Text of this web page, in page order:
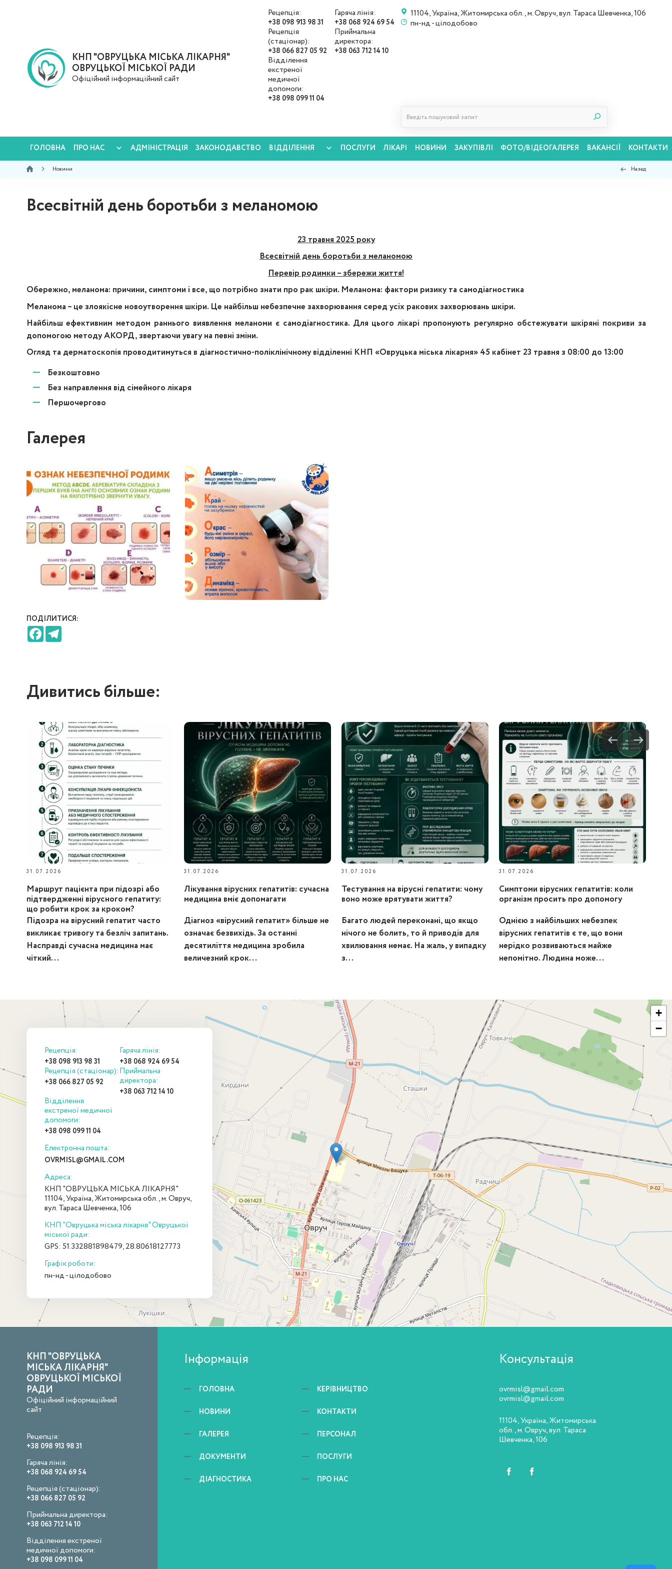
КНП "ОВРУЦЬКА МІСЬКА ЛІКАРНЯ"
ОВРУЦЬКОЇ МІСЬКОЇ РАДИ
Офіційний інформаційний сайт
11104, Україна, Житомирська обл., м. Овруч, вул. Тараса Шевченка, 106
пн-нд - цілодобово
Рецепція:
+38 098 913 98 31
Гаряча лінія:
+38 068 924 69 54
Рецепція
(стаціонар):
+38 066 827 05 92
Приймальна
директора:
+38 063 712 14 10
Відділення
екстреної
медичної
допомоги:
+38 098 099 11 04
ГОЛОВНА ПРО НАС АДМІНІСТРАЦІЯ ЗАКОНОДАВСТВО ВІДДІЛЕННЯ ПОСЛУГИ ЛІКАРІ НОВИНИ ЗАКУПІВЛІ ФОТО/ВІДЕОГАЛЕРЕЯ ВАКАНСІЇ КОНТАКТИ
Новини Назад
Всесвітній день боротьби з меланомою
23 травня 2025 року
Всесвітній день боротьби з меланомою
Перевір родимки – збережи життя!
Обережно, меланома: причини, симптоми і все, що потрібно знати про рак шкіри. Меланома: фактори ризику та самодіагностика
Меланома – це злоякісне новоутворення шкіри. Це найбільш небезпечне захворювання серед усіх ракових захворювань шкіри.
Найбільш ефективним методом раннього виявлення меланоми є самодіагностика. Для цього лікарі пропонують регулярно обстежувати шкіряні покриви за
допомогою методуАКОРД, звертаючи увагу на певні зміни.
Огляд та дерматоскопія проводитимуться в діагностично-поліклінічному відділенні КНП «Овруцька міська лікарня» 45 кабінет 23 травня з 08:00 до 13:00
Безкоштовно
Без направлення від сімейного лікаря
Першочергово
Галерея
ПОДІЛИТИСЯ:
FacebookTelegram
Дивитись більше:
31.07.2026
Маршрут пацієнта при підозрі або
підтвердженні вірусного гепатиту:
що робити крок за кроком?
Підозра на вірусний гепатит часто
викликає тривогу та безліч запитань.
Насправді сучасна медицина має
чіткий...
31.07.2026
Лікування вірусних гепатитів: сучасна
медицина вміє допомагати
Діагноз «вірусний гепатит» більше не
означає безвихідь. За останні
десятиліття медицина зробила
величезний крок...
31.07.2026
Тестування на вірусні гепатити: чому
воно може врятувати життя?
Багато людей переконані, що якщо
нічого не болить, то й приводів для
хвилювання немає. На жаль, у випадку
з...
31.07.2026
Симптоми вірусних гепатитів: коли
організм просить про допомогу
Однією з найбільших небезпек
вірусних гепатитів є те, що вони
нерідко розвиваються майже
непомітно. Людина може...
Рецепція:
+38 098 913 98 31
Гаряча лінія:
+38 068 924 69 54
Рецепція (стаціонар):
+38 066 827 05 92
Приймальна
директора:
+38 063 712 14 10
Відділення
екстреної медичної
допомоги:
+38 098 099 11 04
Електронна пошта:
OVRMISL@GMAIL.COM
Адреса:
КНП "ОВРУЦЬКА МІСЬКА ЛІКАРНЯ"
11104, Україна, Житомирська обл., м. Овруч,
вул. Тараса Шевченка, 106
КНП "Овруцька міська лікарня" Овруцької
міської ради:
GPS: 51.332881898479, 28.80618127773
Графік роботи:
пн-нд - цілодобово
+
−
КНП "ОВРУЦЬКА
МІСЬКА ЛІКАРНЯ"
ОВРУЦЬКОЇ МІСЬКОЇ
РАДИ
Офіційний інформаційний
сайт
Рецепція:
+38 098 913 98 31
Гаряча лінія:
+38 068 924 69 54
Рецепція (стаціонар):
+38 066 827 05 92
Приймальна директора:
+38 063 712 14 10
Відділення екстреної
медичної допомоги:
+38 098 099 11 04
Інформація
ГОЛОВНА
НОВИНИ
ГАЛЕРЕЯ
ДОКУМЕНТИ
ДІАГНОСТИКА
КЕРІВНИЦТВО
КОНТАКТИ
ПЕРСОНАЛ
ПОСЛУГИ
ПРО НАС
Консультація
ovrmisl@gmail.com
ovrmisl@gmail.com
11104, Україна, Житомирська
обл., м. Овруч, вул. Тараса
Шевченка, 106